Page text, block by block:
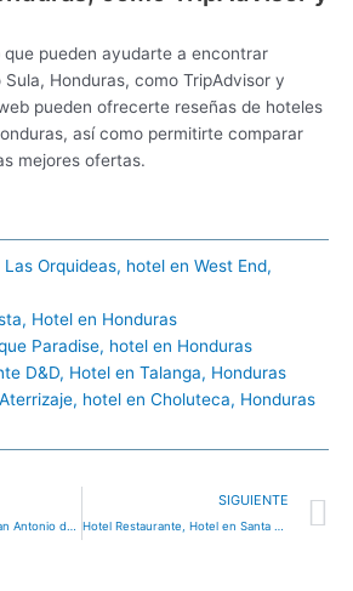
pueden ayudarte a encontrar
Honduras, como TripAdvisor y
pueden ofrecerte reseñas de hoteles
así como permitirte comparar
mejores ofertas.
Orquideas, hotel en West End,
Hotel en Honduras
Paradise, hotel en Honduras
D&D, Hotel en Talanga, Honduras
hotel en Choluteca, Honduras
Las Lomas, Hotel en San Antonio de Flores, Honduras
SIGUIENTE
Hotel Restaurante, Hotel en Santa Lucía, Honduras